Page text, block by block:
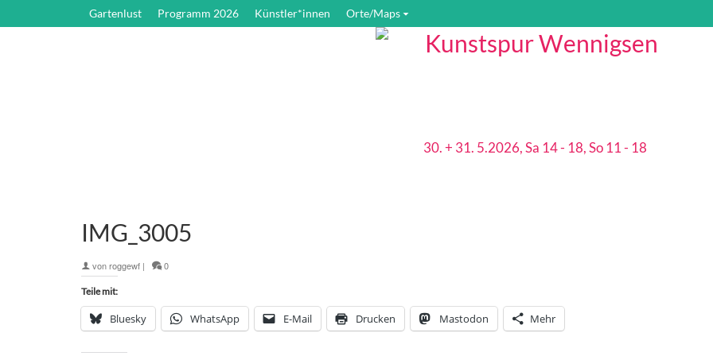
Gartenlust Programm 2026 Künstler*innen Orte/Maps
30. + 31. 5.2026, Sa 14 - 18, So 11 - 18
IMG_3005
vonroggewf | 0
Teile mit:
Bluesky WhatsApp E-Mail Drucken Mastodon Mehr